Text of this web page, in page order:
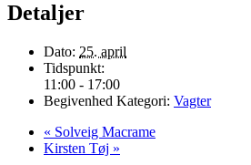
Detaljer
Dato: 25. april
Tidspunkt:
11:00 - 17:00
Begivenhed Kategori: Vagter
« Solveig Macrame
Kirsten Tøj »